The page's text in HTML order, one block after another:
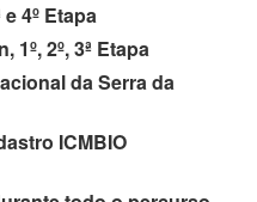
e 4º Etapa
2º, 3ª Etapa
da Serra da
ICMBIO